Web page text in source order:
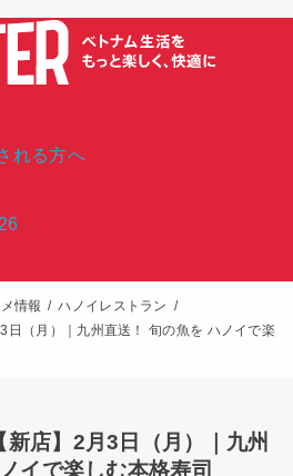
れる方へ
情報
ハノイレストラン
日（月）｜九州直送！ 旬の魚を ハノイで楽
新店】2月3日（月）｜九州
イで楽しむ本格寿司